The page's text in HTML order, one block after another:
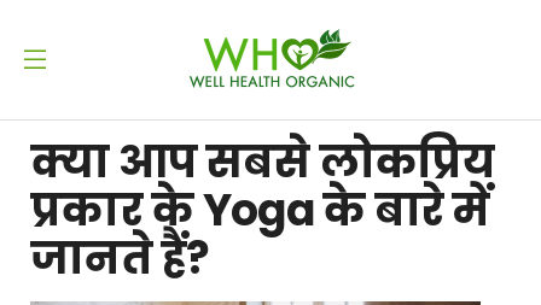
क्या आप सबसे लोकप्रिय
प्रकार के Yoga के बारे में
जानते हैं?